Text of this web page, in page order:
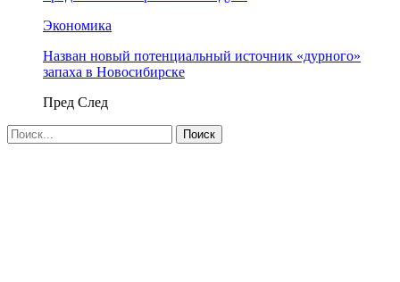
Экономика
Назван новый потенциальный источник «дурного»
запаха в Новосибирске
Пред След